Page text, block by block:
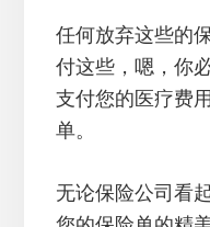
任何放弃这些的
付这些，嗯，你
支付您的医疗费
单。
无论保险公司看